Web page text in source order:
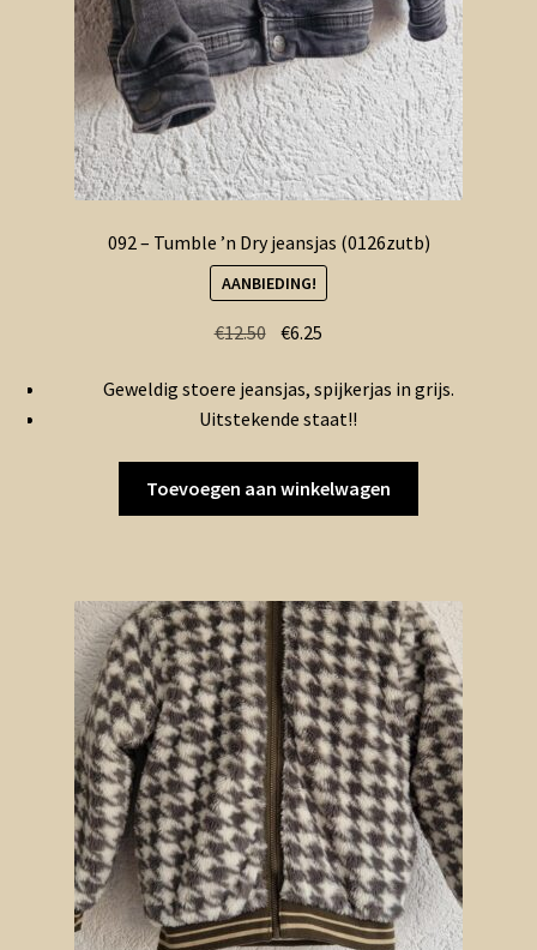
092 – Tumble ’n Dry jeansjas (0126zutb)
AANBIEDING!
€12.50 Oorspronkelijke
was:
€12.50.
€6.25
is:
€6.25.
Geweldig stoere jeansjas, spijkerjas in grijs.
Uitstekende staat!!
Toevoegen aan winkelwagen